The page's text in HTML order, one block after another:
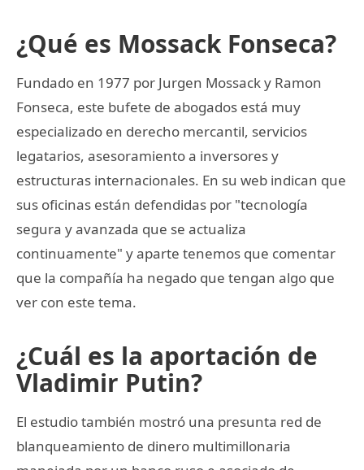
¿Qué es Mossack Fonseca?
Fundado en 1977 por Jurgen Mossack y Ramon
Fonseca, este bufete de abogados está muy
especializado en derecho mercantil, servicios
legatarios, asesoramiento a inversores y
estructuras internacionales. En su web indican que
sus oficinas están defendidas por "tecnología
segura y avanzada que se actualiza
continuamente" y aparte tenemos que comentar
que la compañía ha negado que tengan algo que
ver con este tema.
¿Cuál es la aportación de
Vladimir Putin?
El estudio también mostró una presunta red de
blanqueamiento de dinero multimillonaria